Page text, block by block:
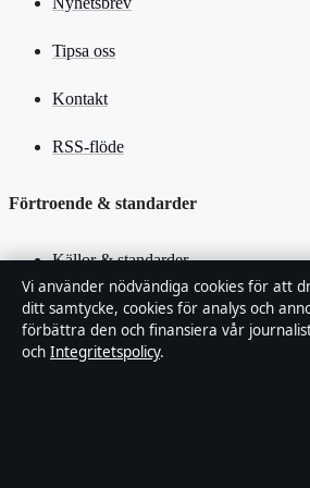
Tipsa oss
Kontakt
RSS-flöde
Förtroende & standarder
Källor & standarder
Redaktionell policy
Rättelsepolicy
Vi använder nödvändiga cookies för att
ditt samtycke, cookies för analys och
förbättra den och finansiera vår
och Integritetspolicy.